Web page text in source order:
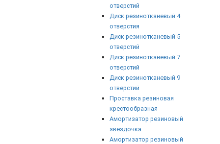
отверстий
Диск резинотканевый 4
отверстия
Диск резинотканевый 5
отверстий
Диск резинотканевый 7
отверстий
Диск резинотканевый 9
отверстий
Проставка резиновая
крестообразная
Амортизатор резиновый
звездочка
Амортизатор резиновый